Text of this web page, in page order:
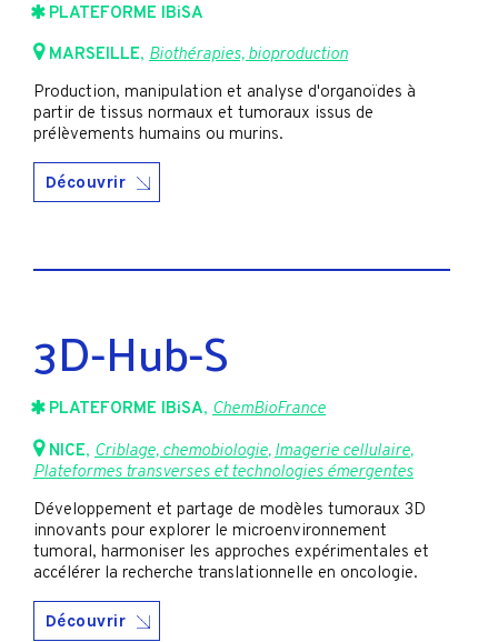
PLATEFORME IBiSA
MARSEILLE, Biothérapies, bioproduction
Production, manipulation et analyse d'organoïdes à
partir de tissus normaux et tumoraux issus de
prélèvements humains ou murins.
Découvrir
3D-Hub-S
PLATEFORME IBiSA, ChemBioFrance
NICE, Criblage, chemobiologie, Imagerie cellulaire,
Plateformes transverses et technologies émergentes
Développement et partage de modèles tumoraux 3D
innovants pour explorer le microenvironnement
tumoral, harmoniser les approches expérimentales et
accélérer la recherche translationnelle en oncologie.
Découvrir